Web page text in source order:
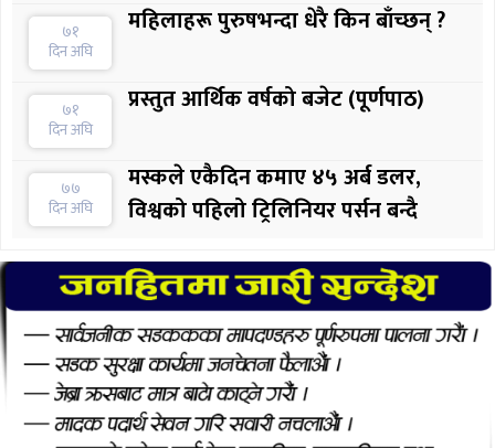
७१
दिन अघि
महिलाहरू पुरुषभन्दा धेरै किन बाँच्छन् ?
७१
दिन अघि
प्रस्तुत आर्थिक वर्षको बजेट (पूर्णपाठ)
७७
दिन अघि
मस्कले एकैदिन कमाए ४५ अर्ब डलर,
विश्वको पहिलो ट्रिलिनियर पर्सन बन्दै